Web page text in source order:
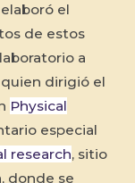
el
de estos
a
dirigió el
Physical
especial
research, sitio
donde se